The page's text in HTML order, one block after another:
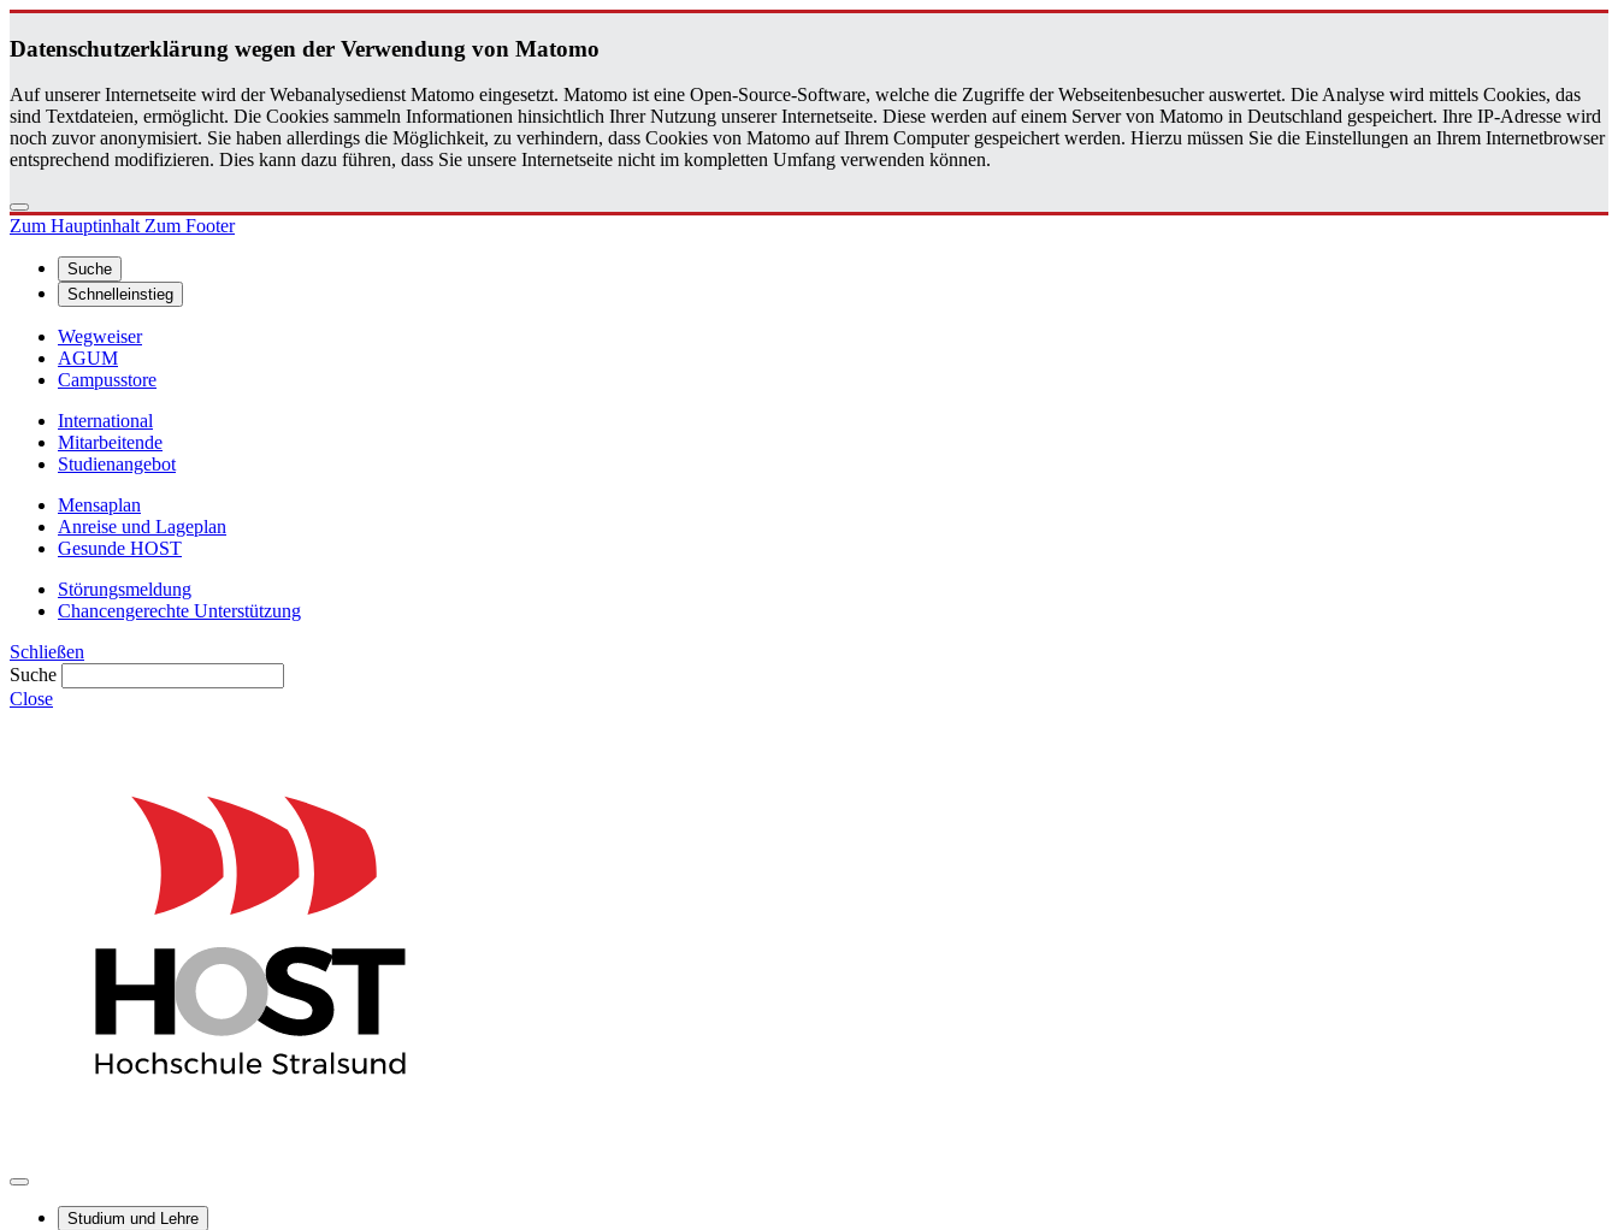
Da­ten­schutz­er­klä­rung wegen der Ver­wen­dung von Ma­to­mo
Auf unserer Internetseite wird der Webanalysedienst Matomo eingesetzt. Matomo ist eine Open-Source-Software, welche die Zugriffe der Webseitenbesucher auswertet. Die Analyse wird mittels Cookies, das
sind Textdateien, ermöglicht. Die Cookies sammeln Informationen hinsichtlich Ihrer Nutzung unserer Internetseite. Diese werden auf einem Server von Matomo in Deutschland gespeichert. Ihre IP-Adresse wird
noch zuvor anonymisiert. Sie haben allerdings die Möglichkeit, zu verhindern, dass Cookies von Matomo auf Ihrem Computer gespeichert werden. Hierzu müssen Sie die Einstellungen an Ihrem Internetbrowser
entsprechend modifizieren. Dies kann dazu führen, dass Sie unsere Internetseite nicht im kompletten Umfang verwenden können.
Zum HauptinhaltZum Footer
Suche
Schnelleinstieg
Wegweiser
AGUM
Campusstore
International
Mitarbeitende
Studienangebot
Mensaplan
Anreise und Lageplan
Gesunde HOST
Störungsmeldung
Chancengerechte Unterstützung
Schließen
Suche
Close
Studium und Lehre